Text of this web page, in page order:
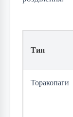
Тип
Торакопаги